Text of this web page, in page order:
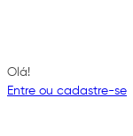
Olá!
Entre ou cadastre-se